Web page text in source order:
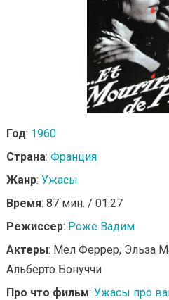
Год: 1960
Страна: Франция
Жанр: Ужасы
Время: 87 мин. / 01:27
Режиссер: Роже Вадим
Актеры: Мел Феррер, Эльза
Альберто Бонуччи
Про что фильм: Ужасы про